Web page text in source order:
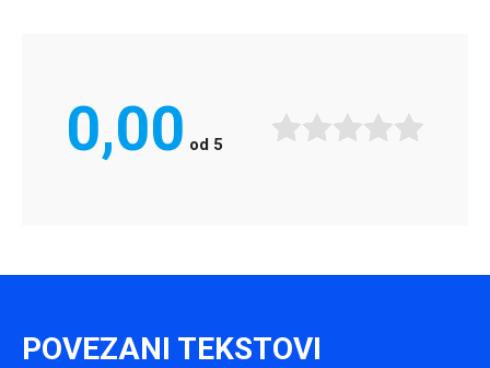
0,00 od 5
POVEZANI TEKSTOVI